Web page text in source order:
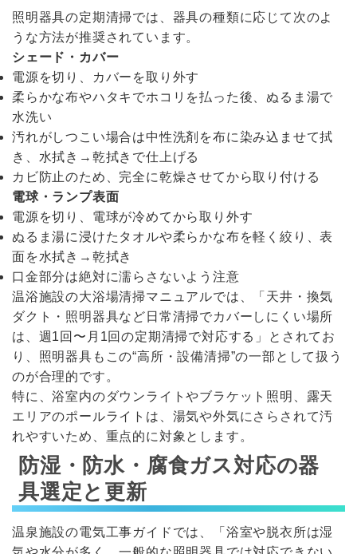
照明器具の定期清掃では、器具の種類に応じて次のよ
うな方法が推奨されています。
シェード・カバー
電源を切り、カバーを取り外す
柔らかな布やハタキでホコリを払った後、ぬるま湯で
水洗い
汚れがしつこい場合は中性洗剤を布に染み込ませて拭
き、水拭き→乾拭きで仕上げる
カビ防止のため、完全に乾燥させてから取り付ける
電球・ランプ表面
電源を切り、電球が冷めてから取り外す
ぬるま湯に浸けたタオルや柔らかな布を軽く絞り、表
面を水拭き→乾拭き
口金部分は絶対に濡らさないよう注意
温浴施設の大浴場清掃マニュアルでは、「天井・換気
ダクト・照明器具など日常清掃でカバーしにくい場所
は、週1回〜月1回の定期清掃で対応する」とされてお
り、照明器具もこの“高所・設備清掃”の一部として扱う
のが合理的です。
特に、浴室内のダウンライトやブラケット照明、露天
エリアのポールライトは、湯気や外気にさらされて汚
れやすいため、重点的に対象とします。
防湿・防水・腐食ガス対応の器
具選定と更新
温泉施設の電気工事ガイドでは、「浴室や脱衣所は湿